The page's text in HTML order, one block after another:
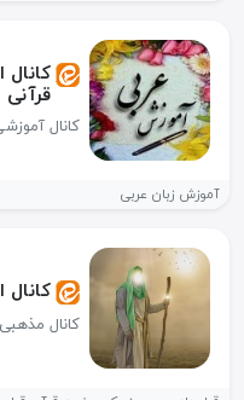
قرآنی
کانال
آموزش زبان عربی
کانال
کانال مذهبی